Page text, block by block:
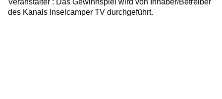
des Kanals Inselcamper TV durchgeführt.